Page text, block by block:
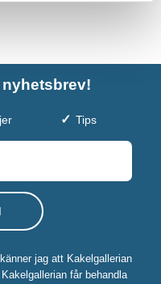
Tips
jag att Kakelgallerian
får behandla